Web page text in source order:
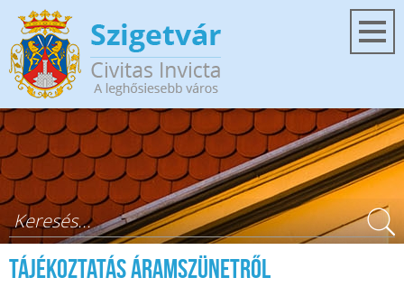
Ugrás a tartalomra
Keresés űrlap
Tájékoztatás áramszünetről